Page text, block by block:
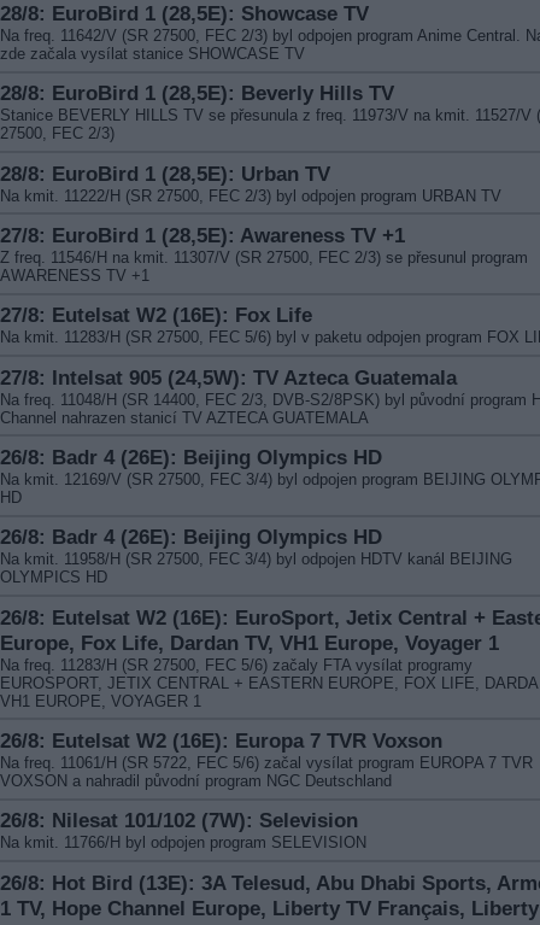
28/8: EuroBird 1 (28,5E): Showcase TV
Na freq. 11642/V (SR 27500, FEC 2/3) byl odpojen program Anime Central.
zde začala vysílat stanice SHOWCASE TV
28/8: EuroBird 1 (28,5E): Beverly Hills TV
Stanice BEVERLY HILLS TV se přesunula z freq. 11973/V na kmit. 11527/V
27500, FEC 2/3)
28/8: EuroBird 1 (28,5E): Urban TV
Na kmit. 11222/H (SR 27500, FEC 2/3) byl odpojen program URBAN TV
27/8: EuroBird 1 (28,5E): Awareness TV +1
Z freq. 11546/H na kmit. 11307/V (SR 27500, FEC 2/3) se přesunul program
AWARENESS TV +1
27/8: Eutelsat W2 (16E): Fox Life
Na kmit. 11283/H (SR 27500, FEC 5/6) byl v paketu odpojen program FOX
27/8: Intelsat 905 (24,5W): TV Azteca Guatemala
Na freq. 11048/H (SR 14400, FEC 2/3, DVB-S2/8PSK) byl původní program
Channel nahrazen stanicí TV AZTECA GUATEMALA
26/8: Badr 4 (26E): Beijing Olympics HD
Na kmit. 12169/V (SR 27500, FEC 3/4) byl odpojen program BEIJING
HD
26/8: Badr 4 (26E): Beijing Olympics HD
Na kmit. 11958/H (SR 27500, FEC 3/4) byl odpojen HDTV kanál BEIJING
OLYMPICS HD
26/8: Eutelsat W2 (16E): EuroSport, Jetix Central +
Europe, Fox Life, Dardan TV, VH1 Europe, Voyager 1
Na freq. 11283/H (SR 27500, FEC 5/6) začaly FTA vysílat programy
EUROSPORT, JETIX CENTRAL + EASTERN EUROPE, FOX LIFE,
VH1 EUROPE, VOYAGER 1
26/8: Eutelsat W2 (16E): Europa 7 TVR Voxson
Na freq. 11061/H (SR 5722, FEC 5/6) začal vysílat program EUROPA 7 TVR
VOXSON a nahradil původní program NGC Deutschland
26/8: Nilesat 101/102 (7W): Selevision
Na kmit. 11766/H byl odpojen program SELEVISION
26/8: Hot Bird (13E): 3A Telesud, Abu Dhabi Sports,
1 TV, Hope Channel Europe, Liberty TV Français,